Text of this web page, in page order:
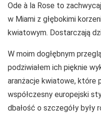
Ode à la Rose to
w Miami z głębokimi
kwiatowym. Dostarczają
W moim dogłębnym
podziwiałem ich pięknie
aranżacje kwiatowe, które
współczesny europejski
dbałość o szczegóły były